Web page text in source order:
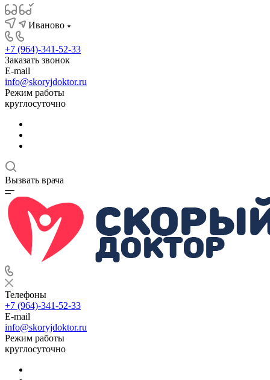
Иваново
+7 (964)-341-52-33
Заказать звонок
E-mail
info@skoryjdoktor.ru
Режим работы
круглосуточно
Вызвать врача
Телефоны
+7 (964)-341-52-33
E-mail
info@skoryjdoktor.ru
Режим работы
круглосуточно